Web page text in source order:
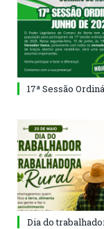
17ª Sessão
Dia do